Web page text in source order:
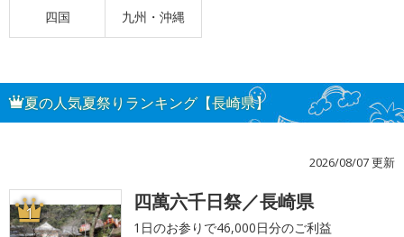
四国 九州・沖縄
夏の人気夏祭りランキング【長崎県】
2026/08/07 更新
1 四萬六千日祭／長崎県
1日のお参りで46,000日分のご利益